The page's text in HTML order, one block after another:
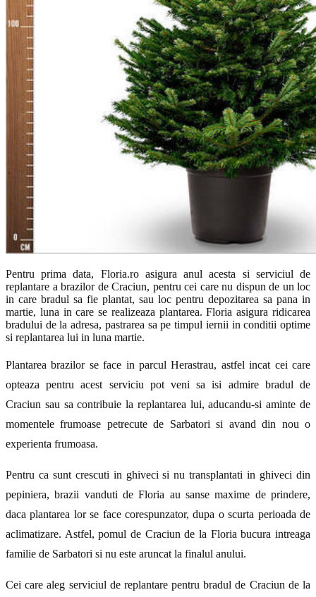
Pentru prima data, Floria.ro asigura anul acesta si serviciul de
replantare a brazilor de Craciun, pentru cei care nu dispun de un loc
in care bradul sa fie plantat, sau loc pentru depozitarea sa pana in
martie, luna in care se realizeaza plantarea. Floria asigura ridicarea
bradului de la adresa, pastrarea sa pe timpul iernii in conditii optime
si replantarea lui in luna martie.
Plantarea brazilor se face in parcul Herastrau, astfel incat cei care
opteaza pentru acest serviciu pot veni sa isi admire bradul de
Craciun sau sa contribuie la replantarea lui, aducandu-si aminte de
momentele frumoase petrecute de Sarbatori si avand din nou o
experienta frumoasa.
Pentru ca sunt crescuti in ghiveci si nu transplantati in ghiveci din
pepiniera, brazii vanduti de Floria au sanse maxime de prindere,
daca plantarea lor se face corespunzator, dupa o scurta perioada de
aclimatizare. Astfel, pomul de Craciun de la Floria bucura intreaga
familie de Sarbatori si nu este aruncat la finalul anului.
Cei care aleg serviciul de replantare pentru bradul de Craciun de la